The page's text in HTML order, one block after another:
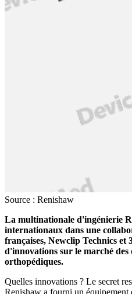
Source : Renishaw
La multinationale d'ingénierie
internationaux dans une
françaises, Newclip Technics
d'innovations sur le marché des
orthopédiques.
Quelles innovations ? Le secret